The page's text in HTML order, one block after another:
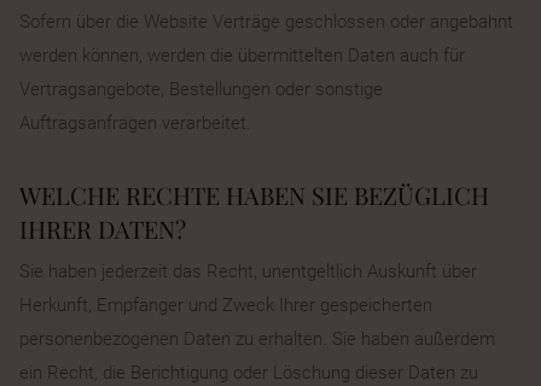
Sofern über die Website Verträge geschlossen oder angebahnt
werden können, werden die übermittelten Daten auch für
Vertragsangebote, Bestellungen oder sonstige
Auftragsanfragen verarbeitet.
WELCHE RECHTE HABEN SIE BEZÜGLICH
IHRER DATEN?
Sie haben jederzeit das Recht, unentgeltlich Auskunft über
Herkunft, Empfänger und Zweck Ihrer gespeicherten
personenbezogenen Daten zu erhalten. Sie haben außerdem
ein Recht, die Berichtigung oder Löschung dieser Daten zu